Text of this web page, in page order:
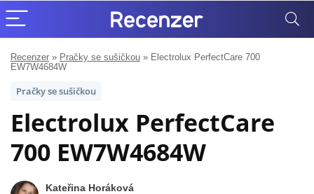
Recenzer » Pračky se sušičkou » Electrolux PerfectCare 700
EW7W4684W
Pračky se sušičkou
Electrolux PerfectCare
700 EW7W4684W
Kateřina Horáková